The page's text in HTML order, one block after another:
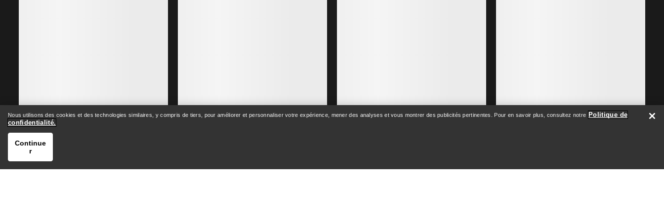
Nous utilisons des cookies et des technologies similaires, y compris de tiers, pour améliorer et personnaliser votre expérience, mener des analyses et vous montrer des publicités pertinentes. Pour en savoir plus, consultez notre Politique de
confidentialité.
Continue
r